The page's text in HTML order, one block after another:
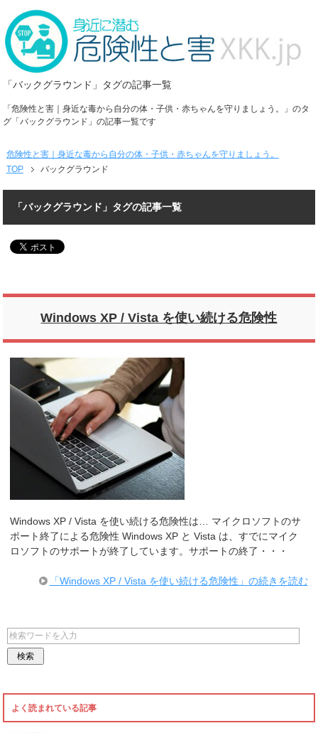
「バックグラウンド」タグの記事一覧
「危険性と害｜身近な毒から自分の体・子供・赤ちゃんを守りましょう。」のタ
グ「バックグラウンド」の記事一覧です
危険性と害｜身近な毒から自分の体・子供・赤ちゃんを守りましょう。
TOP
バックグラウンド
「バックグラウンド」タグの記事一覧
Windows XP / Vista を使い続ける危険性
Windows XP / Vista を使い続ける危険性は… マイクロソフトのサ
ポート終了による危険性 Windows XP と Vista は、すでにマイク
ロソフトのサポートが終了しています。サポートの終了・・・
「Windows XP / Vista を使い続ける危険性」の続きを読む
よく読まれている記事